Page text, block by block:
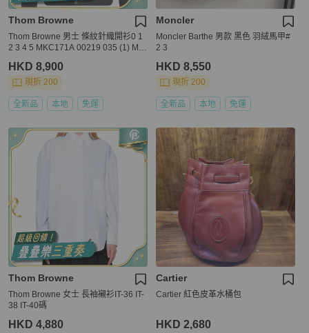
Thom Browne
Thom Browne 男士 條紋針織開衫0 1
2 3 4 5 MKC171A 00219 035 (1) MK
19 035
HKD 8,900
現折 200
全新品 本地 免運
Moncler
Moncler Barthe 男款 黑色 羽絨馬甲#
2 3
HKD 8,550
現折 200
全新品 本地 免運
Thom Browne
Thom Browne 女士 長袖襯衫IT-36 IT-
38 IT-40碼
HKD 4,880
Cartier
Cartier 紅色皮革水桶包
HKD 2,680